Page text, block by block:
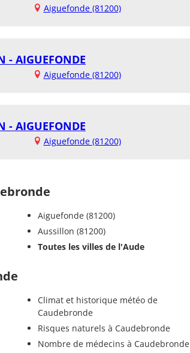
Aiguefonde (81200)
- AIGUEFONDE
Aiguefonde (81200)
- AIGUEFONDE
Aiguefonde (81200)
Aiguefonde (81200)
Aussillon (81200)
Toutes les villes de l'Aude
Climat et historique météo de
Caudebronde
Risques naturels à Caudebronde
Nombre de médecins à Caudebronde